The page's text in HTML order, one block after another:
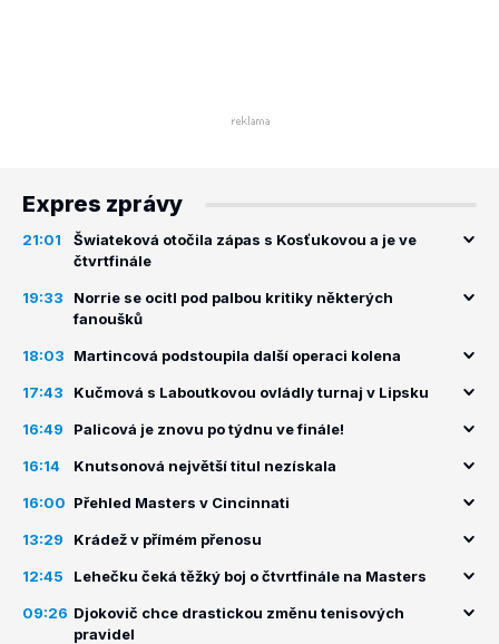
Expres zprávy
21:01
Šwiateková otočila zápas s Kosťukovou a je ve
čtvrtfinále
19:33
Norrie se ocitl pod palbou kritiky některých
fanoušků
18:03 Martincová podstoupila další operaci kolena
17:43 Kučmová s Laboutkovou ovládly turnaj v Lipsku
16:49 Palicová je znovu po týdnu ve finále!
16:14 Knutsonová největší titul nezískala
16:00 Přehled Masters v Cincinnati
13:29 Krádež v přímém přenosu
12:45 Lehečku čeká těžký boj o čtvrtfinále na Masters
09:26 Djokovič chce drastickou změnu tenisových
pravidel